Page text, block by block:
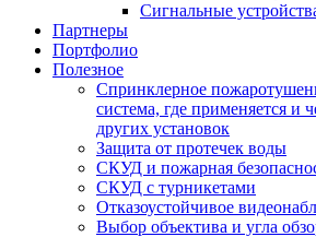
Сигнальные
Партнеры
Портфолио
Полезное
Спринклерное
система, где применяется и
других установок
Защита от протечек воды
СКУД и пожарная
СКУД с турникетами
Отказоустойчивое
Выбор объектива и угла